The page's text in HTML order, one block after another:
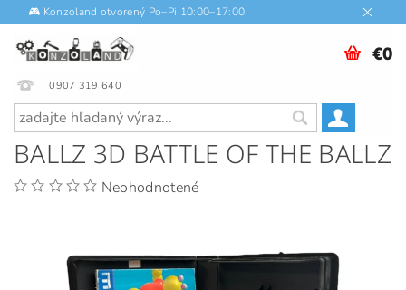
🎮 Konzoland otvorený Po–Pi 10:00–17:00.
0907 319 640
€0
BALLZ 3D BATTLE OF THE BALLZ
Neohodnotené